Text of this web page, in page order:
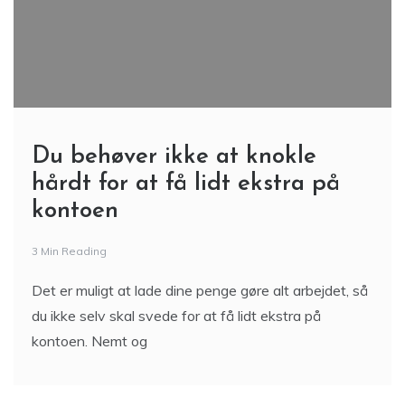
Du behøver ikke at knokle
hårdt for at få lidt ekstra på
kontoen
3 Min Reading
Det er muligt at lade dine penge gøre alt arbejdet, så
du ikke selv skal svede for at få lidt ekstra på
kontoen. Nemt og